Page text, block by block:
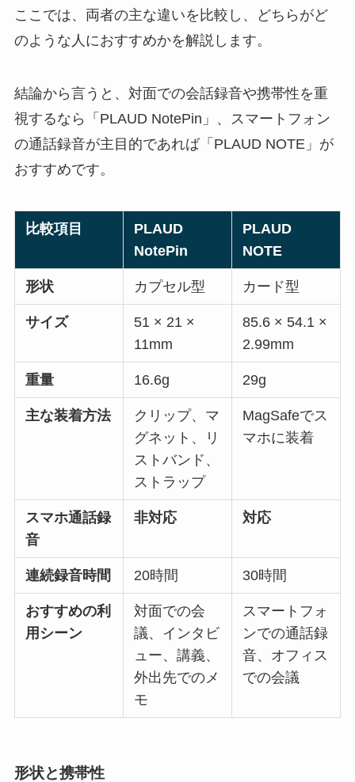
ここでは、両者の主な違いを比較し、どちらがど
のような人におすすめかを解説します。
結論から言うと、対面での会話録音や携帯性を重
視するなら「PLAUD NotePin」、スマートフォン
の通話録音が主目的であれば「PLAUD NOTE」が
おすすめです。
比較項目
PLAUD
NotePin
PLAUD
NOTE
形状 カプセル型 カード型
サイズ
51 × 21 ×
11mm
85.6 × 54.1 ×
2.99mm
重量 16.6g 29g
主な装着方法
クリップ、マ
グネット、リ
ストバンド、
ストラップ
MagSafeでス
マホに装着
スマホ通話録
音
非対応 対応
連続録音時間 20時間 30時間
おすすめの利
用シーン
対面での会
議、インタビ
ュー、講義、
外出先でのメ
モ
スマートフォ
ンでの通話録
音、オフィス
での会議
形状と携帯性